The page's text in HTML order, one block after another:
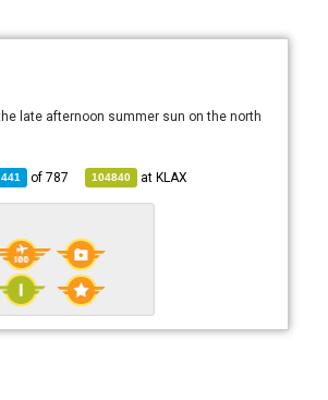
late afternoon summer sun on the north
441 of787 104840 atKLAX